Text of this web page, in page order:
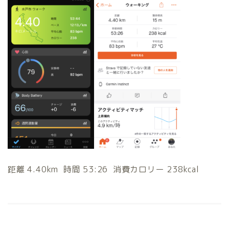
距離 4.40km 時間 53:26 消費カロリー 238kcal